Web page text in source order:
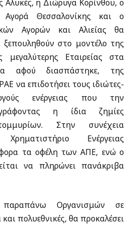
Αλυκές, η Διώρυγα Κορίνθου, ο
Θεσσαλονίκης και ο
Αγορών και Αλιείας θα
στο μοντέλο της
Εταιρείας στα
αφού διασπάστηκε, της
να επιδοτήσει τους ιδιώτες-
ενέργειας που την
η ίδια ζημίες
Στην συνέχεια
Ενέργειας
τα οφέλη των ΑΠΕ, ενώ ο
να πληρώνει πανάκριβα
Οργανισμών σε
πολυεθνικές, θα προκαλέσει